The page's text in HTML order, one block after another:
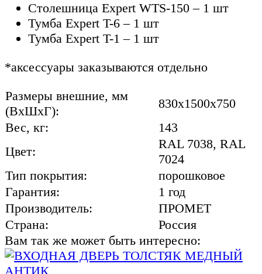
Столешница Expert WTS-150 – 1 шт
Тумба Expert T-6 – 1 шт
Тумба Expert T-1 – 1 шт
*аксессуары заказываются отдельно
Размеры внешние, мм
(ВхШхГ):
830x1500x750
Вес, кг:
143
Цвет:
RAL 7038, RAL
7024
Тип покрытия:
порошковое
Гарантия:
1 год
Производитель:
ПРОМЕТ
Страна:
Россия
Вам так же может быть интересно: